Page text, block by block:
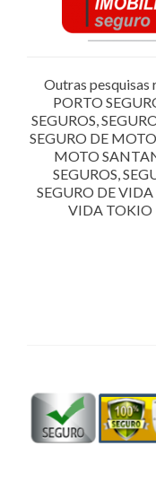
Outras pesquisas
PORTO
SEGUROS,
SEGURO DE
MOTO
SEGUROS,
SEGURO DE VIDA
VIDA TOKIO